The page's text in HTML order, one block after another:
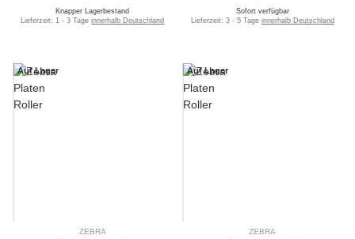
Knapper Lagerbestand
Lieferzeit: 1 - 3 Tageinnerhalb Deutschland
Sofort verfügbar
Lieferzeit: 3 - 5 Tage innerhalb Deutschland
Auf Lager
ZEBRA
Auf Lager
ZEBRA